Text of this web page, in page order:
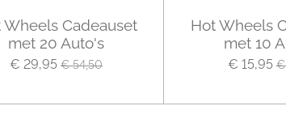
Wheels Cadeauset
met 20 Auto's
€ 29,95 € 54,50
Hot Wheels
met 10
€ 15,95 €